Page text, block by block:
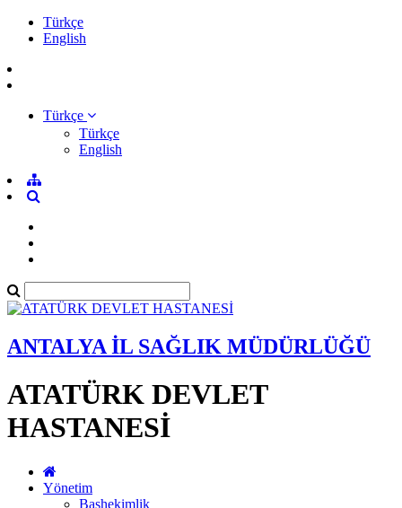
Türkçe
English
Türkçe
Türkçe
English
ANTALYA İL SAĞLIK MÜDÜRLÜĞÜ
ATATÜRK DEVLET
HASTANESİ
Yönetim
Başhekimlik